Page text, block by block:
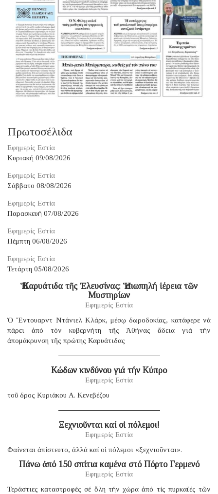
Πρωτοσέλιδα
Εφημερίς Εστία
Κυριακή 09/08/2026
Εφημερίς Εστία
Σάββατο 08/08/2026
Εφημερίς Εστία
Παρασκευή 07/08/2026
Εφημερίς Εστία
Πέμπτη 06/08/2026
Εφημερίς Εστία
Τετάρτη 05/08/2026
Ἡ Καρυάτιδα τῆς Ἐλευσίνας: Ἡ σιωπηλή ἱέρεια τῶν
Μυστηρίων
Εφημερίς Εστία
Ὁ Ἔντουαρντ Ντάνιελ Κλάρκ, μέσῳ δωροδοκίας, κατάφερε νά
πάρει ἀπό τόν κυβερνήτη τῆς Ἀθήνας ἄδεια γιά τήν
ἀπομάκρυνση τῆς πρώτης Καρυάτιδας
Κώδων κινδύνου γιά τήν Κύπρο
Εφημερίς Εστία
τοῦ δρος Κυριάκου Α. Κενεβέζου
Ξεχνιοῦνται καί οἱ πόλεμοι!
Εφημερίς Εστία
Φαίνεται ἀπίστευτο, ἀλλά καί οἱ πόλεμοι «ξεχνιοῦνται».
Πάνω ἀπό 150 σπίτια καμένα στό Πόρτο Γερμενό
Εφημερίς Εστία
Τεράστιες καταστροφές σέ ὅλη τήν χώρα ἀπό τίς πυρκαϊές τῶν